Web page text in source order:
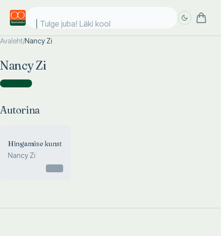
Tulge juba! Läki kooli
Avaleht/Nancy Zi
Nancy Zi
Autorina )
Autorina
Hingamise kunst
Nancy Zi